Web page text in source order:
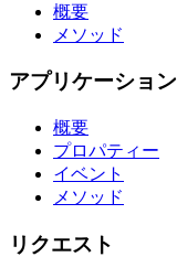
概要
メソッド
アプリケーション
概要
プロパティー
イベント
メソッド
リクエスト